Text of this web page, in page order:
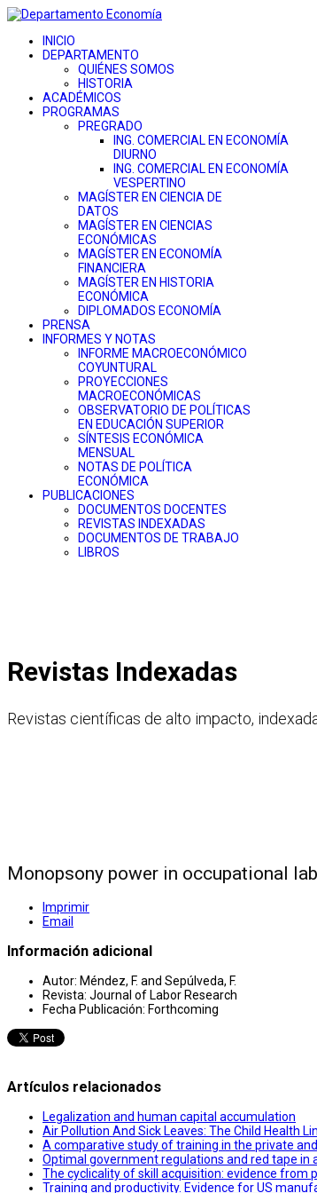
INICIO
DEPARTAMENTO
QUIÉNES SOMOS
HISTORIA
ACADÉMICOS
PROGRAMAS
PREGRADO
ING. COMERCIAL EN ECONOMÍA
DIURNO
ING. COMERCIAL EN ECONOMÍA
VESPERTINO
MAGÍSTER EN CIENCIA DE
DATOS
MAGÍSTER EN CIENCIAS
ECONÓMICAS
MAGÍSTER EN ECONOMÍA
FINANCIERA
MAGÍSTER EN HISTORIA
ECONÓMICA
DIPLOMADOS ECONOMÍA
PRENSA
INFORMES Y NOTAS
INFORME MACROECONÓMICO
COYUNTURAL
PROYECCIONES
MACROECONÓMICAS
OBSERVATORIO DE POLÍTICAS
EN EDUCACIÓN SUPERIOR
SÍNTESIS ECONÓMICA
MENSUAL
NOTAS DE POLÍTICA
ECONÓMICA
PUBLICACIONES
DOCUMENTOS DOCENTES
REVISTAS INDEXADAS
DOCUMENTOS DE TRABAJO
LIBROS
Revistas Indexadas
Revistas científicas de alto impacto,
Monopsony power in occupational
Imprimir
Email
Información adicional
Autor: Méndez, F. and Sepúlveda, F.
Revista: Journal of Labor Research
Fecha Publicación: Forthcoming
Artículos relacionados
Legalization and human capital accumulation
Air Pollution And Sick Leaves: The Child Health
A comparative study of training in the private
Optimal government regulations and red tape in
The cyclicality of skill acquisition: evidence from
Training and productivity. Evidence for US